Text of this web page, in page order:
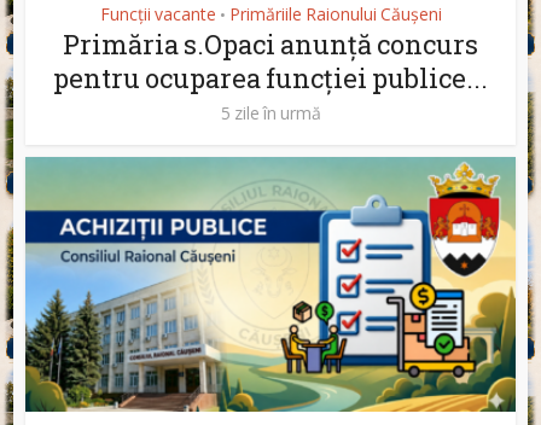
Funcții vacante • Primăriile Raionului Căușeni
Primăria s.Opaci anunță concurs
pentru ocuparea funcției publice...
5 zile în urmă